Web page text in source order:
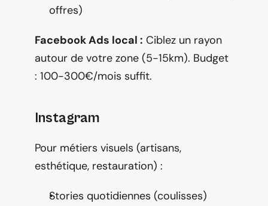
offres)
Facebook Ads local : Ciblez un rayon
autour de votre zone (5-15km). Budget
: 100-300€/mois suffit.
Instagram
Pour métiers visuels (artisans,
esthétique, restauration) :
Stories quotidiennes (coulisses)